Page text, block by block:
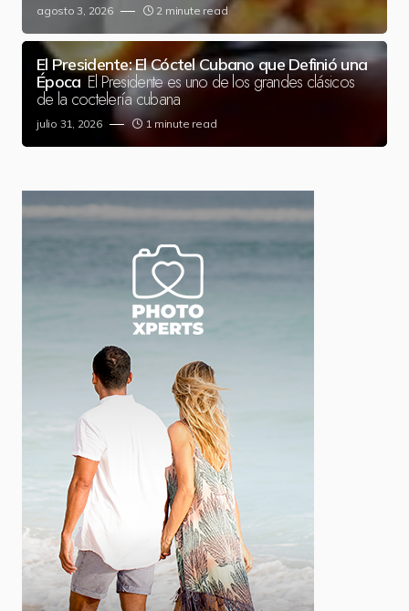
agosto 3, 2026 2 minute read
El Presidente: El Cóctel Cubano que Definió una
Época El Presidente es uno de los grandes clásicos
de la coctelería cubana
julio 31, 2026 1 minute read